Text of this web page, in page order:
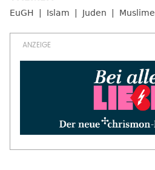
EuGH Islam Juden Muslime